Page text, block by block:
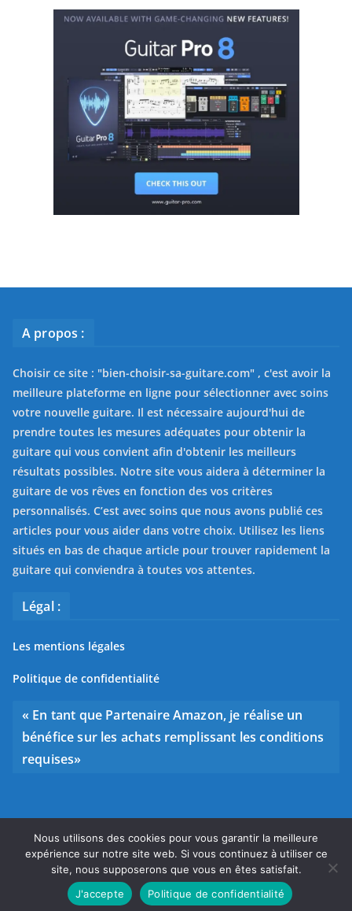
A propos :
Choisir ce site : "bien-choisir-sa-guitare.com" , c'est avoir la
meilleure plateforme en ligne pour sélectionner avec soins
votre nouvelle guitare. Il est nécessaire aujourd'hui de
prendre toutes les mesures adéquates pour obtenir la
guitare qui vous convient afin d'obtenir les meilleurs
résultats possibles. Notre site vous aidera à déterminer la
guitare de vos rêves en fonction des vos critères
personnalisés. C’est avec soins que nous avons publié ces
articles pour vous aider dans votre choix. Utilisez les liens
situés en bas de chaque article pour trouver rapidement la
guitare qui conviendra à toutes vos attentes.
Légal :
Les mentions légales
Politique de confidentialité
« En tant que Partenaire Amazon, je réalise un
bénéfice sur les achats remplissant les conditions
requises»
Copyright © 2026 Bien choisir sa guitare. Tous droits
réservés.
ColorMagpar ThemeGrill. Propulsé parWordPress
Nous utilisons des cookies pour vous garantir la meilleure
expérience sur notre site web. Si vous continuez à utiliser ce
site, nous supposerons que vous en êtes satisfait.
J'accepte
Politique de confidentialité